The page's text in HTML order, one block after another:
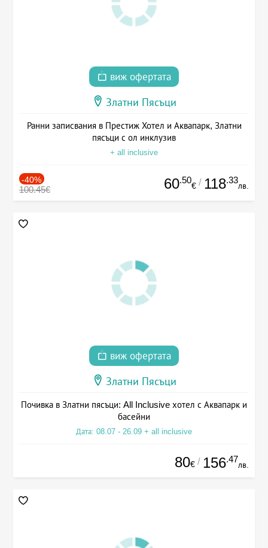
виж офертата
Златни Пясъци
Ранни записвания в Престиж Хотел и Аквапарк, Златни
пясъци с ол инклузив
+ all inclusive
-40%
100.45€ 60.50
€ / 118.33
лв.
виж офертата
Златни Пясъци
Почивка в Златни пясъци: All Inclusive хотел с Аквапарк и
басейни
Дата: 08.07 - 26.09 + all inclusive
80€ / 156.47
лв.